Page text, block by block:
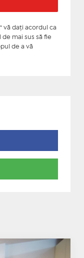
vă daţi acordul ca
mai sus să fie
de a vă